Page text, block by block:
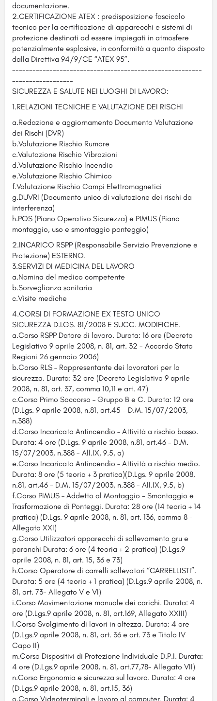
documentazione.
2.CERTIFICAZIONE ATEX : predisposizione fascicolo
tecnico per la certificazione di apparecchi e sistemi di
protezione destinati ad essere impiegati in atmosfere
potenzialmente esplosive, in conformità a quanto disposto
dalla Direttiva 94/9/CE “ATEX 95”.
--------------------------------------------------------
------------------
SICUREZZA E SALUTE NEI LUOGHI DI LAVORO:
1.RELAZIONI TECNICHE E VALUTAZIONE DEI RISCHI
a.Redazione e aggiornamento Documento Valutazione
dei Rischi (DVR)
b.Valutazione Rischio Rumore
c.Valutazione Rischio Vibrazioni
d.Valutazione Rischio Incendio
e.Valutazione Rischio Chimico
f.Valutazione Rischio Campi Elettromagnetici
g.DUVRI (Documento unico di valutazione dei rischi da
interferenza)
h.POS (Piano Operativo Sicurezza) e PIMUS (Piano
montaggio, uso e smontaggio ponteggio)
2.INCARICO RSPP (Responsabile Servizio Prevenzione e
Protezione) ESTERNO.
3.SERVIZI DI MEDICINA DEL LAVORO
a.Nomina del medico competente
b.Sorveglianza sanitaria
c.Visite mediche
4.CORSI DI FORMAZIONE EX TESTO UNICO
SICUREZZA D.LGS. 81/2008 E SUCC. MODIFICHE.
a.Corso RSPP Datore di lavoro. Durata: 16 ore (Decreto
Legislativo 9 aprile 2008, n. 81, art. 32 - Accordo Stato
Regioni 26 gennaio 2006)
b.Corso RLS – Rappresentante dei lavoratori per la
sicurezza. Durata: 32 ore (Decreto Legislativo 9 aprile
2008, n. 81, art. 37, comma 10,11 e art. 47)
c.Corso Primo Soccorso – Gruppo B e C. Durata: 12 ore
(D.Lgs. 9 aprile 2008, n.81, art.45 - D.M. 15/07/2003,
n.388)
d.Corso Incaricato Antincendio – Attività a rischio basso.
Durata: 4 ore (D.Lgs. 9 aprile 2008, n.81, art.46 - D.M.
15/07/2003, n.388 - All.IX, 9.5, a)
e.Corso Incaricato Antincendio – Attività a rischio medio.
Durata: 8 ore (5 teoria + 3 pratica)(D.Lgs. 9 aprile 2008,
n.81, art.46 - D.M. 15/07/2003, n.388 - All.IX, 9.5, b)
f.Corso PIMUS – Addetto al Montaggio - Smontaggio e
Trasformazione di Ponteggi. Durata: 28 ore (14 teoria + 14
pratica) (D.Lgs. 9 aprile 2008, n. 81, art. 136, comma 8 -
Allegato XXI)
g.Corso Utilizzatori apparecchi di sollevamento gru e
paranchi Durata: 6 ore (4 teoria + 2 pratica) (D.Lgs.9
aprile 2008, n. 81, art. 15, 36 e 73)
h.Corso Operatore di carrelli sollevatori “CARRELLISTI”.
Durata: 5 ore (4 teoria + 1 pratica) (D.Lgs.9 aprile 2008, n.
81, art. 73- Allegato V e VI)
i.Corso Movimentazione manuale dei carichi. Durata: 4
ore (D.Lgs.9 aprile 2008, n. 81, art.169, Allegato XXIII)
l.Corso Svolgimento di lavori in altezza. Durata: 4 ore
(D.Lgs.9 aprile 2008, n. 81, art. 36 e art. 73 e Titolo IV
Capo II)
m.Corso Dispositivi di Protezione Individuale D.P.I. Durata:
4 ore (D.Lgs.9 aprile 2008, n. 81, art.77,78- Allegato VII)
n.Corso Ergonomia e sicurezza sul lavoro. Durata: 4 ore
(D.Lgs.9 aprile 2008, n. 81, art.15, 36)
o.Corso Videoterminali e lavoro al computer. Durata: 4